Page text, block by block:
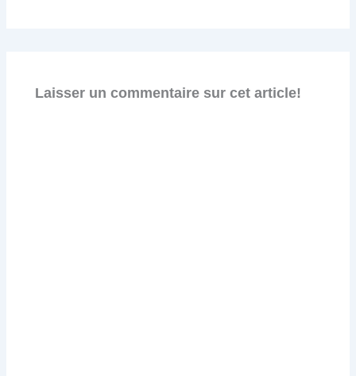
Laisser un commentaire sur cet article!